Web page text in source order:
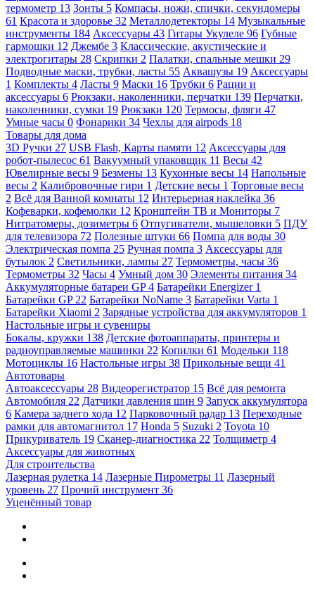
термометр 13 Зонты 5 Компасы, ножи, спички, секундомеры
61 Красота и здоровье 32 Металлодетекторы 14 Музыкальные
инструменты 184 Аксессуары 43 Гитары Укулеле 96 Губные
гармошки 12 Джембе 3 Классические, акустические и
электрогитары 28 Скрипки 2 Палатки, спальные мешки 29
Подводные маски, трубки, ласты 55 Аквашузы 19 Аксессуары
1 Комплекты 4 Ласты 9 Маски 16 Трубки 6 Рации и
аксессуары 6 Рюкзаки, наколенники, перчатки 139 Перчатки,
наколенники, сумки 19 Рюкзаки 120 Термосы, фляги 47
Умные часы 0 Фонарики 34 Чехлы для airpods 18
Товары для дома
3D Ручки 27 USB Flash, Карты памяти 12 Аксессуары для
робот-пылесос 61 Вакуумный упаковщик 11 Весы 42
Ювелирные весы 9 Безмены 13 Кухонные весы 14 Напольные
весы 2 Калибровочные гири 1 Детские весы 1 Торговые весы
2 Всё для Ванной комнаты 12 Интерьерная наклейка 36
Кофеварки, кофемолки 12 Кронштейн ТВ и Мониторы 7
Нитратомеры, дозиметры 6 Отпугиватели, мышеловки 5 ПДУ
для телевизора 72 Полезные штуки 66 Помпа для воды 30
Электрическая помпа 25 Ручная помпа 3 Аксессуары для
бутылок 2 Светильники, лампы 27 Термометры, часы 36
Термометры 32 Часы 4 Умный дом 30 Элементы питания 34
Аккумуляторные батареи GP4 Батарейки Energizer 1
Батарейки GP 22 Батарейки NoName 3 Батарейки Varta 1
Батарейки Xiaomi 2 Зарядные устройства для аккумуляторов 1
Настольные игры и сувениры
Бокалы, кружки 138 Детские фотоаппараты, принтеры и
радиоуправляемые машинки 22 Копилки 61 Модельки 118
Мотоциклы 16 Настольные игры 38 Прикольные вещи 41
Автотовары
Автоаксессуары 28 Видеорегистратор 15 Всё для ремонта
Автомобиля 22 Датчики давления шин 9 Запуск аккумулятора
6 Камера заднего хода 12 Парковочный радар 13 Переходные
рамки для автомагнитол 17 Honda 5 Suzuki 2 Toyota 10
Прикуриватель 19 Сканер-диагностика 22 Толщиметр 4
Аксессуары для животных
Для строительства
Лазерная рулетка 14 Лазерные Пирометры 11 Лазерный
уровень 27 Прочий инструмент 36
Уценённый товар